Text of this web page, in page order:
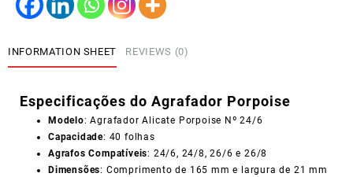
INFORMATION SHEET REVIEWS (0)
Especificações do Agrafador Porpoise
Modelo: Agrafador Alicate Porpoise Nº 24/6
Capacidade: 40 folhas
Agrafos Compatíveis: 24/6, 24/8, 26/6 e 26/8
Dimensões: Comprimento de 165 mm e largura de 21 mm